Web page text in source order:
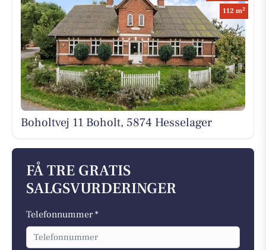
112 m2
Boholtvej 11 Boholt, 5874 Hesselager
FÅ TRE GRATIS
SALGSVURDERINGER
Telefonnummer *